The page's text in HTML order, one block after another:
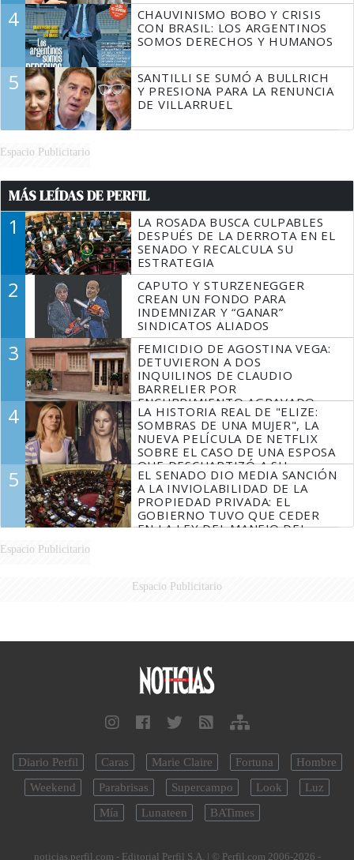
4
CHAUVINISMO BOBO Y CRISIS
CON BRASIL: LOS ARGENTINOS
SOMOS DERECHOS Y HUMANOS
5
SANTILLI SE SUMÓ A BULLRICH
Y PRESIONA PARA LA RENUNCIA
DE VILLARRUEL
Espacio Publicitario
MÁS LEÍDAS DE PERFIL
1
LA ROSADA BUSCA CULPABLES
DESPUÉS DE LA DERROTA EN EL
SENADO Y RECALCULA SU
ESTRATEGIA
2
CAPUTO Y STURZENEGGER
CREAN UN FONDO PARA
INDEMNIZAR Y “GANAR”
SINDICATOS ALIADOS
3
FEMICIDIO DE AGOSTINA VEGA:
DETUVIERON A DOS
INQUILINOS DE CLAUDIO
BARRELIER POR
ENCUBRIMIENTO AGRAVADO
4
LA HISTORIA REAL DE "ELIZE:
SOMBRAS DE UNA MUJER", LA
NUEVA PELÍCULA DE NETFLIX
SOBRE EL CASO DE UNA ESPOSA
QUE DESCUARTIZÓ A SU
MARIDO
5
EL SENADO DIO MEDIA SANCIÓN
A LA INVIOLABILIDAD DE LA
PROPIEDAD PRIVADA: EL
GOBIERNO TUVO QUE CEDER
EN LA LEY DEL MANEJO DEL
Espacio Publicitario
Espacio Publicitario
Diario Perfil Caras Marie Claire Fortuna
Hombre
Weekend
Parabrisas Supercampo Look
Luz
Mía
Lunateen BATimes
noticias.perfil.com - Editorial Perfil S.A. | © Perfil.com 2006-2026 -